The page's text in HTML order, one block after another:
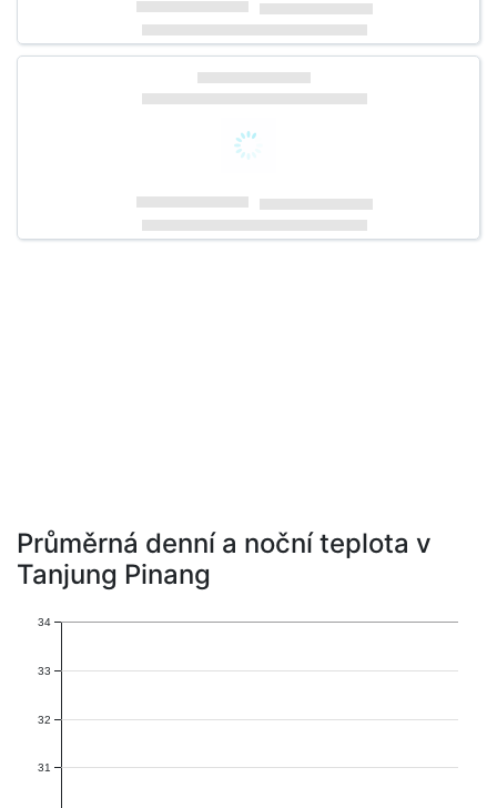
Průměrná denní a noční teplota v
Tanjung Pinang
31
32
33
34